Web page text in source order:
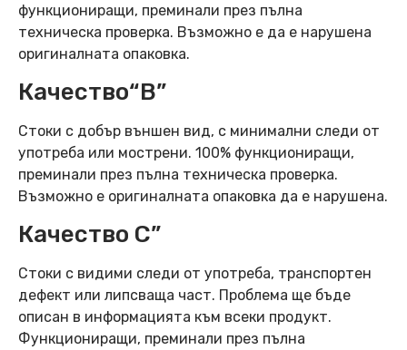
функциониращи, преминали през пълна
техническа проверка. Възможно е да е нарушена
оригиналната опаковка.
Качество“B”
Стоки с добър външен вид, с минимални следи от
употреба или мострени. 100% функциониращи,
преминали през пълна техническа проверка.
Възможно е оригиналната опаковка да е нарушена.
Качество C”
Стоки с видими следи от употреба, транспортен
дефект или липсваща част. Проблема ще бъде
описан в информацията към всеки продукт.
Функциониращи, преминали през пълна